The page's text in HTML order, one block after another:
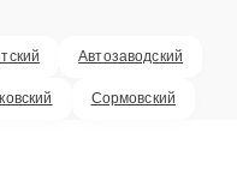
Автозаводский
Сормовский